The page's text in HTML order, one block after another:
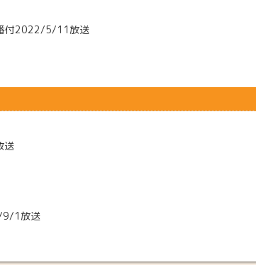
番付2022/5/11放送
送
9/1放送